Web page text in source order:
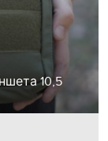
10,5